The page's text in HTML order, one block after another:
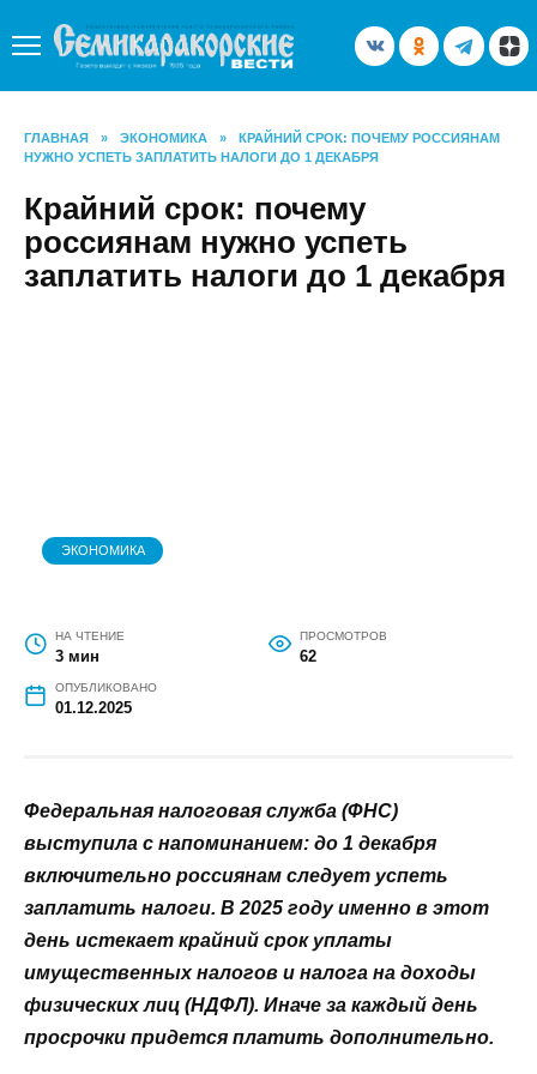
содержанию
ГЛАВНАЯ » ЭКОНОМИКА »
КРАЙНИЙ СРОК: ПОЧЕМУ РОССИЯНАМ
НУЖНО УСПЕТЬ ЗАПЛАТИТЬ НАЛОГИ ДО 1 ДЕКАБРЯ
Крайний срок: почему
россиянам нужно успеть
заплатить налоги до 1 декабря
ЭКОНОМИКА
НА ЧТЕНИЕ
3 мин
ПРОСМОТРОВ
62
ОПУБЛИКОВАНО
01.12.2025
Федеральная налоговая служба (ФНС)
выступила с напоминанием: до 1 декабря
включительно россиянам следует успеть
заплатить налоги. В 2025 году именно в этот
день истекает крайний срок уплаты
имущественных налогов и налога на доходы
физических лиц (НДФЛ). Иначе за каждый день
просрочки придется платить дополнительно.